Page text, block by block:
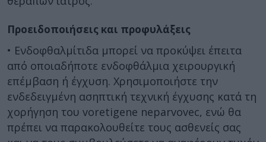
Προειδοποιήσεις και προφυλάξεις
• Ενδοφθαλμίτιδα μπορεί να προκύψει έπειτα
από οποιαδήποτε ενδοφθάλμια χειρουργική
επέμβαση ή έγχυση. Χρησιμοποιήστε την
ενδεδειγμένη ασηπτική τεχνική έγχυσης κατά τη
χορήγηση του voretigene neparvovec, ενώ θα
πρέπει να παρακολουθείτε τους ασθενείς σας